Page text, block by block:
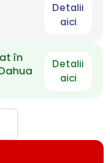
Detalii
aici
în
Detalii
aici